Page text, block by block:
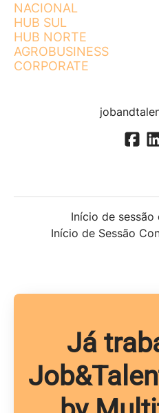
NACIONAL
HUB SUL
HUB NORTE
AGROBUSINESS
CORPORATE
Início de
Início de Sessão
Já